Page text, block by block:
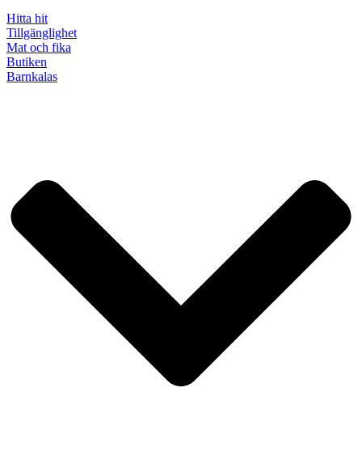
Hitta hit
Tillgänglighet
Mat och fika
Butiken
Barnkalas